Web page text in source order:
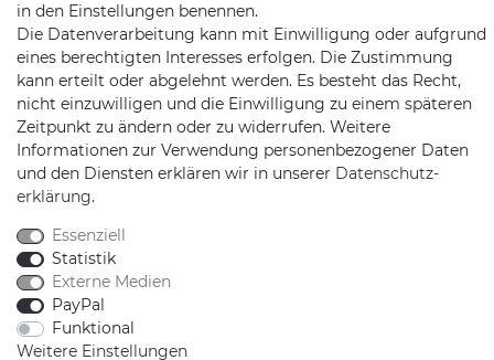
Schnellversand auf Facebook
Schnellversand auf Twitter
Schnellversand auf YouTube
Schnellversand auf
Schnellversand
2026 Schnellversand
*Alle Preise inkl. MwSt., zzgl. Versandkosten
in den Einstellungen benennen.
Die Datenverarbeitung kann mit Einwilligung oder aufgrund
eines berechtigten Interesses erfolgen. Die Zustimmung
kann erteilt oder abgelehnt werden. Es besteht das Recht,
nicht einzuwilligen und die Einwilligung zu einem späteren
Zeitpunkt zu ändern oder zu widerrufen. Weitere
Informationen zur Verwendung personenbezogener Daten
und den Diensten erklären wir in unserer Daten­schutz­
erklärung.
Essenziell
Statistik
Externe Medien
PayPal
Funktional
Weitere Einstellungen